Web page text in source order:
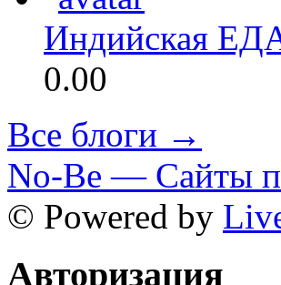
Индийская
0.00
Все блоги →
No-Be — Сайты
© Powered by
Авторизация